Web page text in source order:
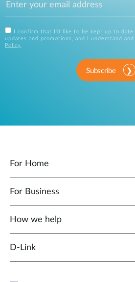
I confirm that I'd like to be kept up to
updates and promotions, and I understand
Policy
Subscribe
For Home
For Business
How we help
D‑Link